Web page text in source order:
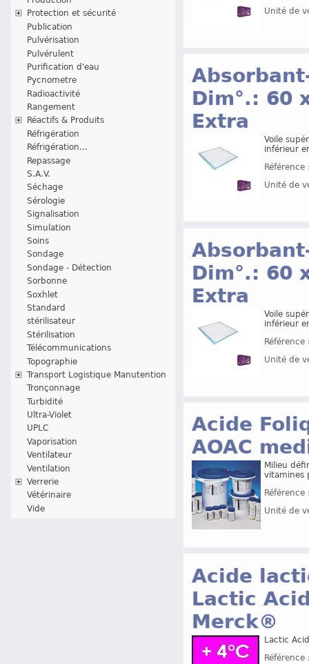
Protection et sécurité
Publication
Pulvérisation
Pulvérulent
Purification d'eau
Pycnometre
Radioactivité
Rangement
Réactifs & Produits
Réfrigération
Réfrigération...
Repassage
S.A.V.
Séchage
Sérologie
Signalisation
Simulation
Soins
Sondage
Sondage - Détection
Sorbonne
Soxhlet
Standard
stérilisateur
Stérilisation
Télécommunications
Topographie
Transport Logistique Manutention
Tronçonnage
Turbidité
Ultra-Violet
UPLC
Vaporisation
Ventilateur
Ventilation
Verrerie
Vétérinaire
Vide
Unité de
Dim°.: 60
Extra
Voile
inférieur
Unité de
Dim°.: 60
Extra
Voile
inférieur
Unité de
Acide
AOAC
Milieu
vitamines
Unité de
Acide
Lactic
Merck®
Lactic